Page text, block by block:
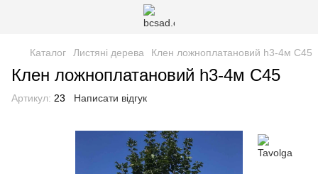
Каталог Листяні дерева Клен ложноплатановий h3-4м С45
Клен ложноплатановий h3-4м С45
Артикул: 23 Написати відгук